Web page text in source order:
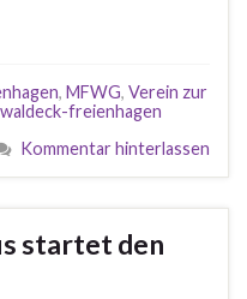
, MFWG, Verein zur
waldeck-freienhagen
Kommentar hinterlassen
startet den